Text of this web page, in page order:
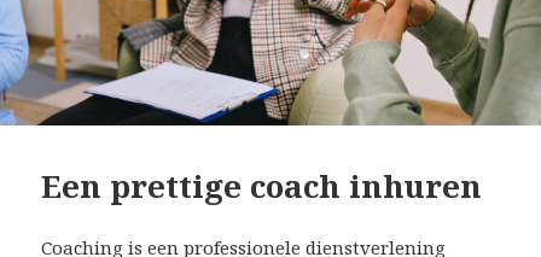
Een prettige coach inhuren
Coaching is een professionele dienstverlening